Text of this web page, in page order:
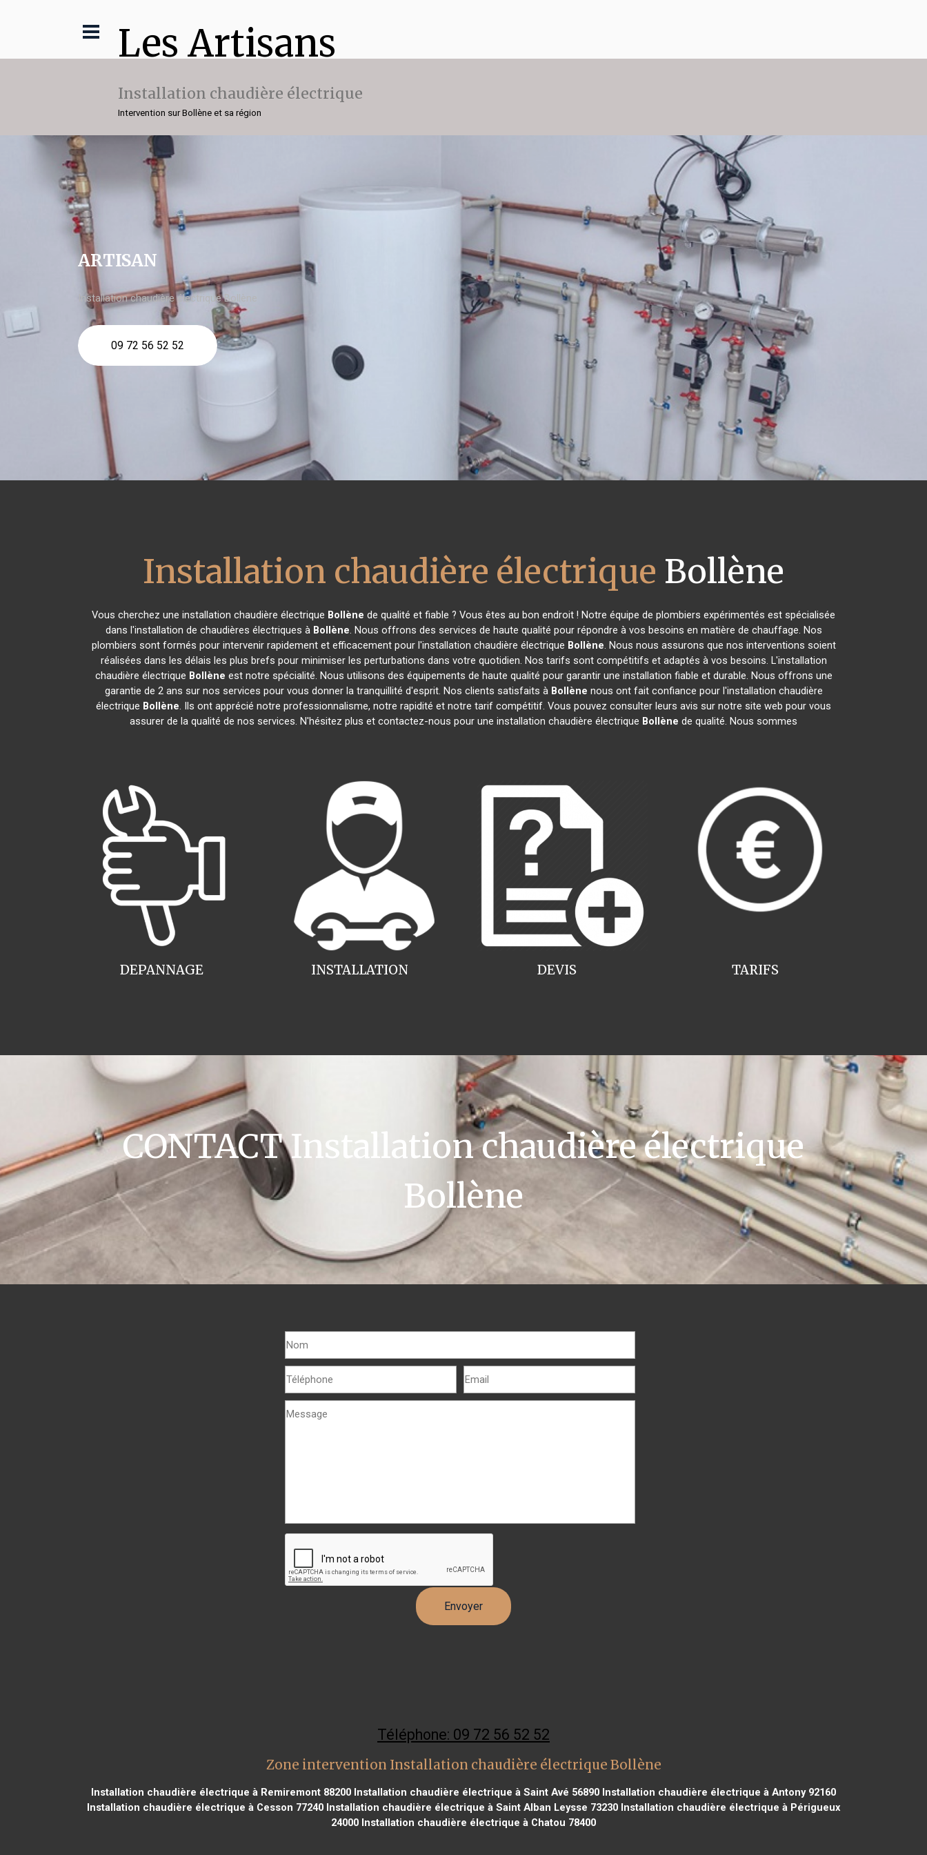
Les Artisans
Installation chaudière électrique
Intervention sur Bollène et sa région
ARTISAN
Installation chaudière électrique Bollène
09 72 56 52 52
Installation chaudière électrique Bollène
Vous cherchez une installation chaudière électrique Bollène de qualité et fiable ? Vous êtes au bon endroit ! Notre équipe de plombiers expérimentés est spécialisée
dans l'installation de chaudières électriques à Bollène. Nous offrons des services de haute qualité pour répondre à vos besoins en matière de chauffage. Nos
plombiers sont formés pour intervenir rapidement et efficacement pour l'installation chaudière électrique Bollène. Nous nous assurons que nos interventions soient
réalisées dans les délais les plus brefs pour minimiser les perturbations dans votre quotidien. Nos tarifs sont compétitifs et adaptés à vos besoins. L'installation
chaudière électrique Bollène est notre spécialité. Nous utilisons des équipements de haute qualité pour garantir une installation fiable et durable. Nous offrons une
garantie de 2 ans sur nos services pour vous donner la tranquillité d'esprit. Nos clients satisfaits à Bollène nous ont fait confiance pour l'installation chaudière
électrique Bollène. Ils ont apprécié notre professionnalisme, notre rapidité et notre tarif compétitif. Vous pouvez consulter leurs avis sur notre site web pour vous
assurer de la qualité de nos services. N'hésitez plus et contactez-nous pour une installation chaudière électrique Bollène de qualité. Nous sommes
INSTALLATION
DEPANNAGE TARIFS
DEVIS
CONTACT Installation chaudière électrique
Bollène
Téléphone: 09 72 56 52 52
Zone intervention Installation chaudière électrique Bollène
Installation chaudière électrique à Remiremont 88200 Installation chaudière électrique à Saint Avé 56890 Installation chaudière électrique à Antony 92160
Installation chaudière électrique à Cesson 77240 Installation chaudière électrique à Saint Alban Leysse 73230 Installation chaudière électrique à Périgueux
24000 Installation chaudière électrique à Chatou 78400